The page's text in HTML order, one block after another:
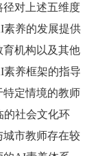
对上述五维度
素养的发展提供
机构以及其他
养框架的指导
定情境的教师
的社会文化环
市教师存在较